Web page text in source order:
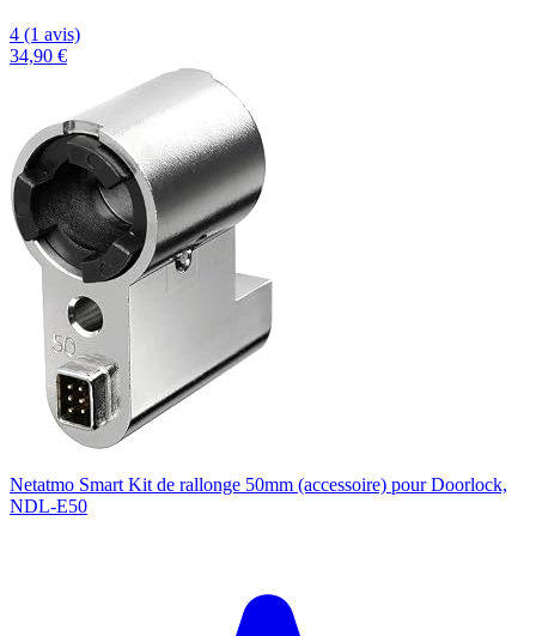
4 (1 avis)
34,90 €
Netatmo Smart Kit de rallonge 50mm (accessoire) pour Doorlock,
NDL-E50